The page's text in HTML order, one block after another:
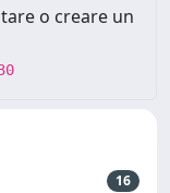
o creare un
16